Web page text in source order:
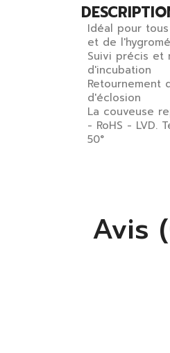
Idéal pour
et de
Suivi précis et
d'incubation
d'éclosion
La couveuse
- RoHS - LVD.
50°
Avis